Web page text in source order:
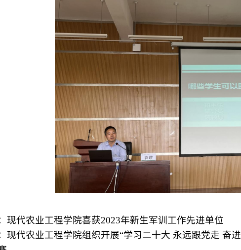
现代农业工程学院喜获2023年新生军训工作先进单位
现代农业工程学院组织开展“学习二十大 永远跟党走 奋